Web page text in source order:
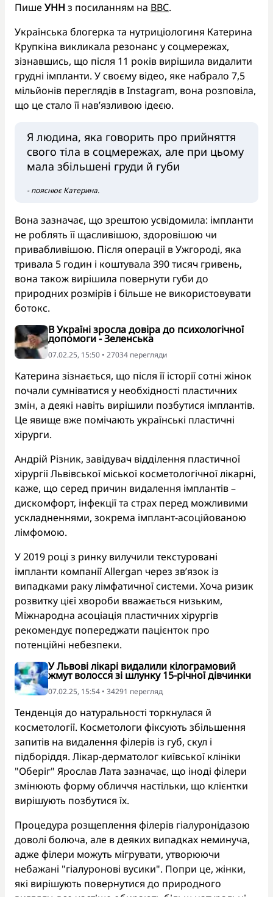
Пише УНН з посиланням на ВВС.
Українська блогерка та нутриціологиня Катерина
Крупкіна викликала резонанс у соцмережах,
зізнавшись, що після 11 років вирішила видалити
грудні імпланти. У своєму відео, яке набрало 7,5
мільйонів переглядів в Instagram, вона розповіла,
що це стало її нав’язливою ідеєю.
Я людина, яка говорить про прийняття
свого тіла в соцмережах, але при цьому
мала збільшені груди й губи
- пояснює Катерина.
Вона зазначає, що зрештою усвідомила: імпланти
не роблять її щасливішою, здоровішою чи
привабливішою. Після операції в Ужгороді, яка
тривала 5 годин і коштувала 390 тисяч гривень,
вона також вирішила повернути губи до
природних розмірів і більше не використовувати
ботокс.
В Україні зросла довіра до психологічної
допомоги - Зеленська
07.02.25, 15:50 • 27034 перегляди
Катерина зізнається, що після її історії сотні жінок
почали сумніватися у необхідності пластичних
змін, а деякі навіть вирішили позбутися імплантів.
Це явище вже помічають українські пластичні
хірурги.
Андрій Різник, завідувач відділення пластичної
хірургії Львівської міської косметологічної лікарні,
каже, що серед причин видалення імплантів –
дискомфорт, інфекції та страх перед можливими
ускладненнями, зокрема імплант-асоційованою
лімфомою.
У 2019 році з ринку вилучили текстуровані
імпланти компанії Allergan через зв’язок із
випадками раку лімфатичної системи. Хоча ризик
розвитку цієї хвороби вважається низьким,
Міжнародна асоціація пластичних хірургів
рекомендує попереджати пацієнток про
потенційні небезпеки.
У Львові лікарі видалили кілограмовий
жмут волосся зі шлунку 15-річної дівчинки
07.02.25, 15:54 • 34291 перегляд
Тенденція до натуральності торкнулася й
косметології. Косметологи фіксують збільшення
запитів на видалення філерів із губ, скул і
підборіддя. Лікар-дерматолог київської клініки
"Оберіг" Ярослав Лата зазначає, що іноді філери
змінюють форму обличчя настільки, що клієнтки
вирішують позбутися їх.
Процедура розщеплення філерів гіалуронідазою
доволі болюча, але в деяких випадках неминуча,
адже філери можуть мігрувати, утворюючи
небажані "гіалуронові вусики". Попри це, жінки,
які вирішують повернутися до природного